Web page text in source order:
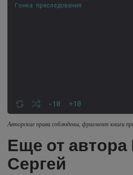
-10 +10
Гонка преследования
Авторские права соблюдены, фрагмент книги
Еще от автора
Сергей